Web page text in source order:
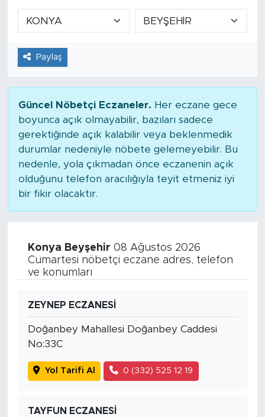
Paylaş
Güncel Nöbetçi Eczaneler. Her eczane gece
boyunca açık olmayabilir, bazıları sadece
gerektiğinde açık kalabilir veya beklenmedik
durumlar nedeniyle nöbete gelemeyebilir. Bu
nedenle, yola çıkmadan önce eczanenin açık
olduğunu telefon aracılığıyla teyit etmeniz iyi
bir fikir olacaktır.
Konya Beyşehir 08 Ağustos 2026
Cumartesi nöbetçi eczane adres, telefon
ve konumları
ZEYNEP ECZANESİ
Doğanbey Mahallesi Doğanbey Caddesi
No:33C
Yol Tarifi Al 0 (332) 525 12 19
TAYFUN ECZANESİ